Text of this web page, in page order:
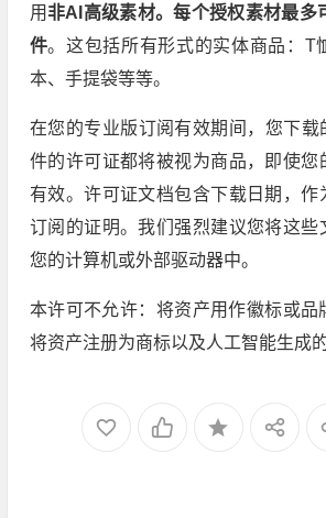
用 非AI高级素材。每个授权素材最多
件。这包括所有形式的实体商品：T
本、手提袋等等。
在您的专业版订阅有效期间，您下载
件的许可证都将被视为商品，即使您
有效。许可证文档包含下载日期，作
订阅的证明。我们强烈建议您将这些
您的计算机或外部驱动器中。
本许可不允许：将资产用作徽标或品
将资产注册为商标以及人工智能生成